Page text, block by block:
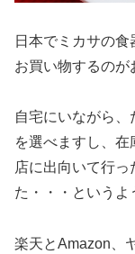
日本でミカサの
お買い物するのが
自宅にいながら
を選べますし、
店に出向いて行
た・・・というよ
楽天とAmazon、